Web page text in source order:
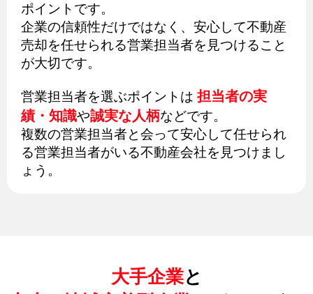
ポイントです。
企業の信頼性だけではなく、安心して不動産
売却を任せられる営業担当者を見つけること
が大切です。
営業担当者を選ぶポイントは 担当者の実
績・知識や誠実な人柄などです。
複数の営業担当者と会って安心して任せられ
る営業担当者がいる不動産会社を見つけまし
ょう。
大手企業と